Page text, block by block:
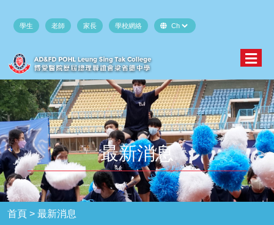
學生 老師 家長 學校網絡
最新消息
首頁 >最新消息